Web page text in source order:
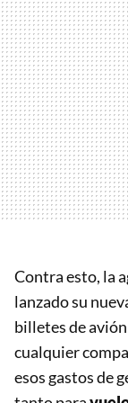
Contra esto, la
lanzado su
billetes de
cualquier
esos gastos de